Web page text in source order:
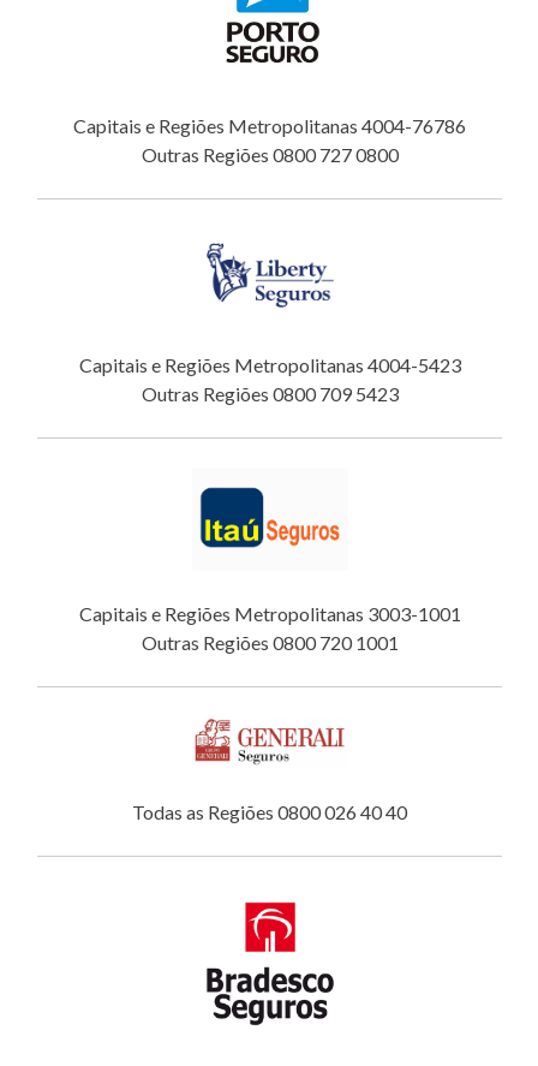
Capitais e Regiões Metropolitanas 4004-76786
Outras Regiões 0800 727 0800
Capitais e Regiões Metropolitanas 4004-5423
Outras Regiões 0800 709 5423
Capitais e Regiões Metropolitanas 3003-1001
Outras Regiões 0800 720 1001
Todas as Regiões 0800 026 40 40